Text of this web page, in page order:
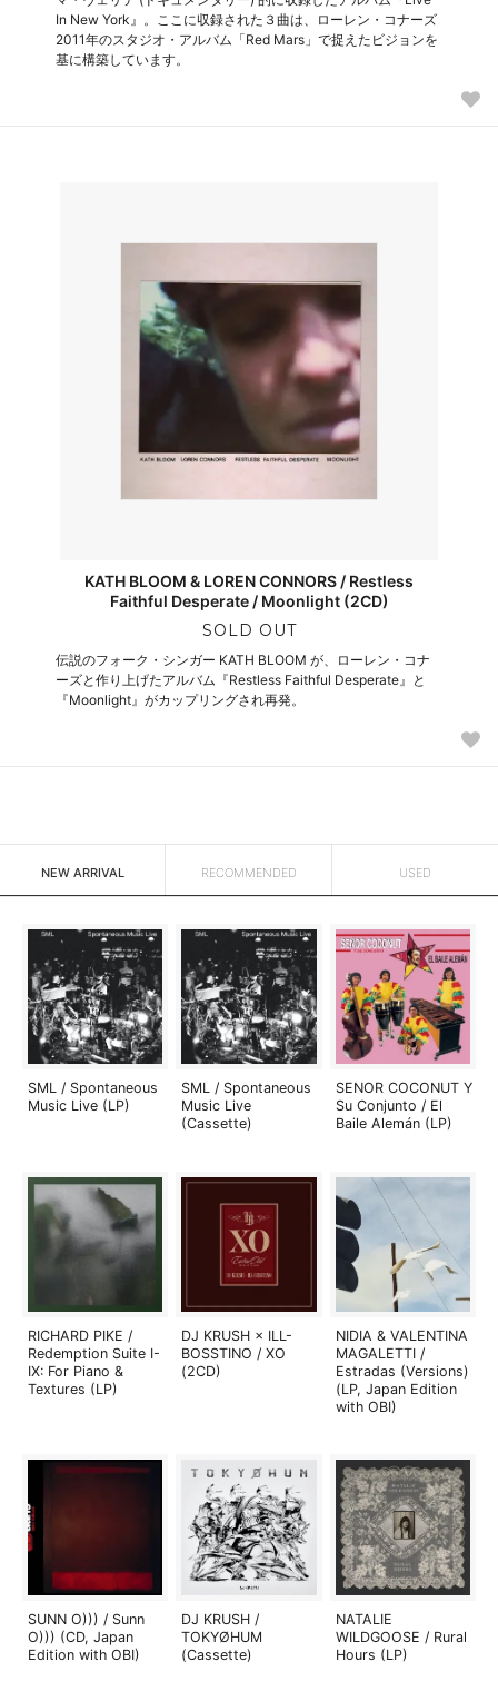
In New York』。ここに収録された３曲は、ローレン・コナーズ
2011年のスタジオ・アルバム「Red Mars」で捉えたビジョンを
基に構築しています。
KATH BLOOM & LOREN CONNORS / Restless
Faithful Desperate / Moonlight (2CD)
SOLD OUT
伝説のフォーク・シンガー KATH BLOOM が、ローレン・コナ
ーズと作り上げたアルバム『Restless Faithful Desperate』と
『Moonlight』がカップリングされ再発。
NEW ARRIVAL RECOMMENDED USED
SML / Spontaneous
Music Live (LP)
SML / Spontaneous
Music Live
(Cassette)
SENOR COCONUT Y
Su Conjunto / El
Baile Alemán (LP)
RICHARD PIKE /
Redemption Suite I-
IX: For Piano &
Textures (LP)
DJ KRUSH × ILL-
BOSSTINO / XO
(2CD)
NIDIA & VALENTINA
MAGALETTI /
Estradas (Versions)
(LP, Japan Edition
with OBI)
SUNN O))) / Sunn
O))) (CD, Japan
Edition with OBI)
DJ KRUSH /
TOKYØHUM
(Cassette)
NATALIE
WILDGOOSE / Rural
Hours (LP)